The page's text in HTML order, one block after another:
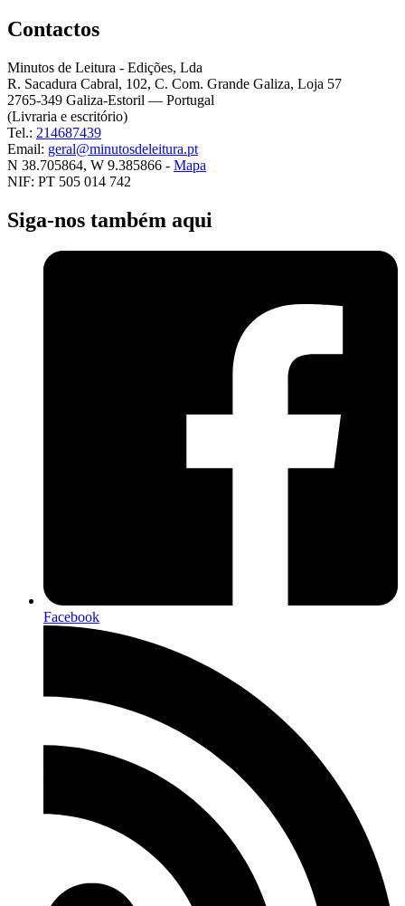
Contactos
Minutos de Leitura - Edições, Lda
R. Sacadura Cabral, 102, C. Com. Grande Galiza, Loja 57
2765-349 Galiza-Estoril — Portugal
(Livraria e escritório)
Tel.: 214687439
Email: geral@minutosdeleitura.pt
N 38.705864, W 9.385866 - Mapa
NIF: PT 505 014 742
Siga-nos também aqui
Facebook